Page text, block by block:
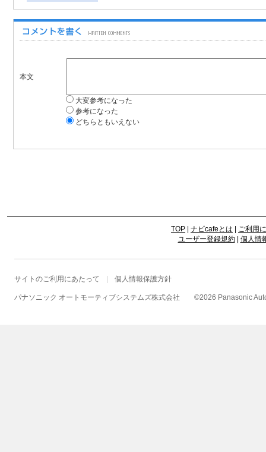
本文
大変参考になった
参考になった
どちらともいえない
TOP ナビcafeとは
ご利用
ユーザー登録規約| 個人情
サイトのご利用にあたって 個人情報保護方針
パナソニック オートモーティブシステムズ株式会社 ©2026 Panasonic